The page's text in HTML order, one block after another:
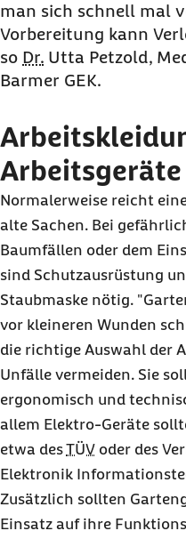
man sich schnell mal
Vorbereitung kann
so Dr. Utta Petzold,
Barmer GEK.
Arbeitsgeräte
Normalerweise reicht
alte Sachen. Bei
Baumfällen oder dem
sind Schutzausrüstung
Staubmaske nötig.
vor kleineren Wunden
die richtige Auswahl der
Unfälle vermeiden. Sie
ergonomisch und
allem Elektro-Geräte
etwa desTÜV oder des
Elektronik
Zusätzlich sollten
Einsatz auf ihre